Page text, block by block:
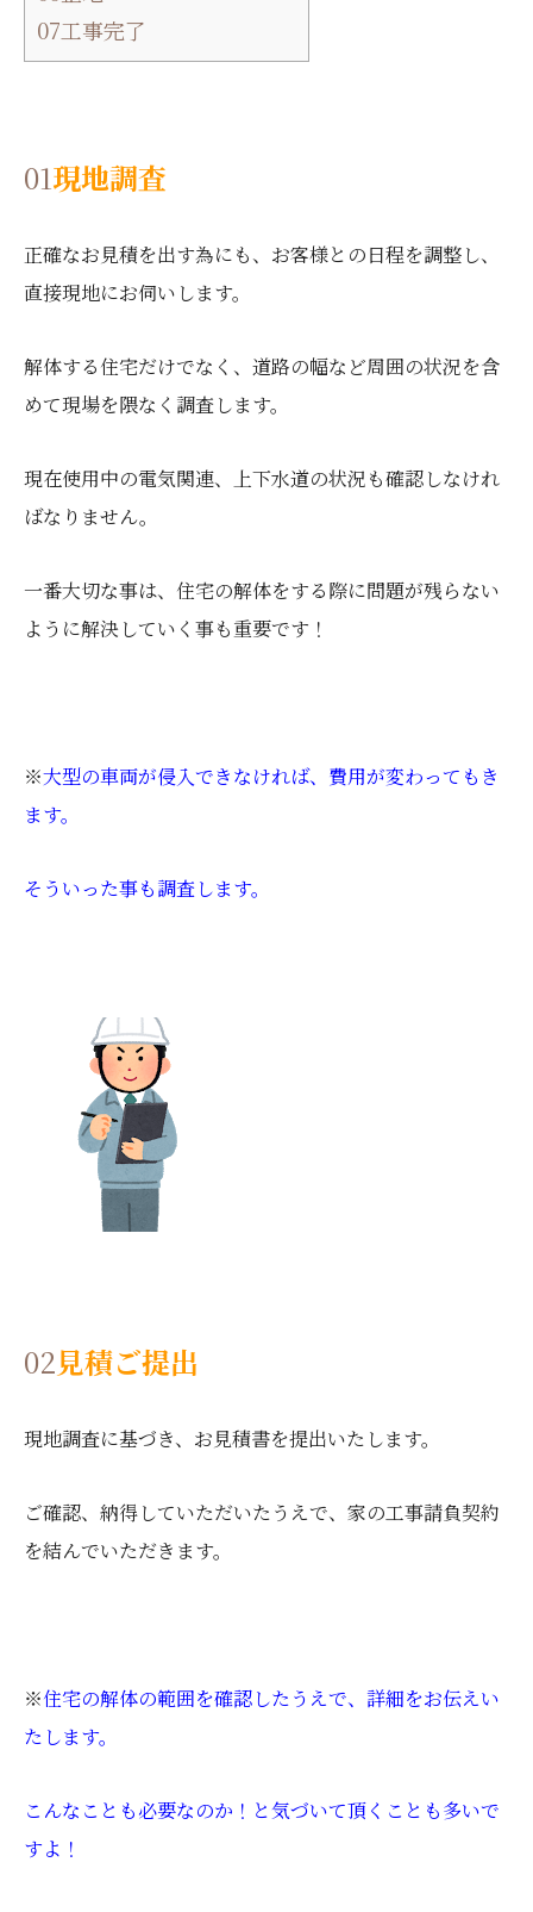
07工事完了
01現地調査
正確なお見積を出す為にも、お客様との日程を調整し、
直接現地にお伺いします。
解体する住宅だけでなく、道路の幅など周囲の状況を含
めて現場を隈なく調査します。
現在使用中の電気関連、上下水道の状況も確認しなけれ
ばなりません。
一番大切な事は、住宅の解体をする際に問題が残らない
ように解決していく事も重要です！
※大型の車両が侵入できなければ、費用が変わってもき
ます。
そういった事も調査します。
02見積ご提出
現地調査に基づき、お見積書を提出いたします。
ご確認、納得していただいたうえで、家の工事請負契約
を結んでいただきます。
※住宅の解体の範囲を確認したうえで、詳細をお伝えい
たします。
こんなことも必要なのか！と気づいて頂くことも多いで
すよ！